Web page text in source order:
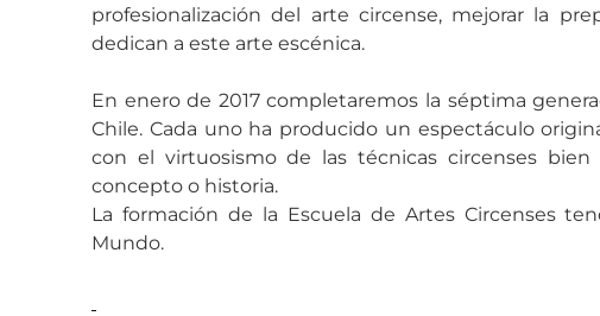
profesionalización del arte circense, mejorar la
dedican a este arte escénica.
En enero de 2017 completaremos la séptima
Chile. Cada uno ha producido un espectáculo
con el virtuosismo de las técnicas circenses
concepto o historia.
La formación de la Escuela de Artes Circenses
Mundo.